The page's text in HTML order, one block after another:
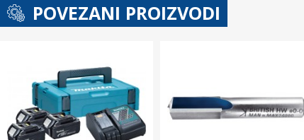
POVEZANI PROIZVODI